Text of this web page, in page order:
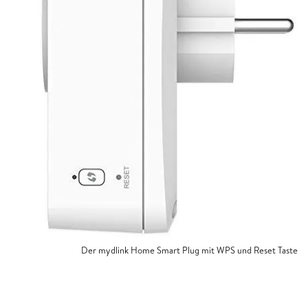
Der mydlink Home Smart Plug mit WPS und Reset Taste